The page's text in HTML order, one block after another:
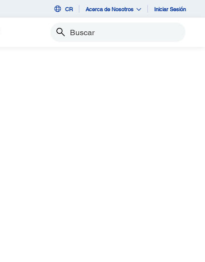
CR Acerca de Nosotros Iniciar Sesión
Buscar